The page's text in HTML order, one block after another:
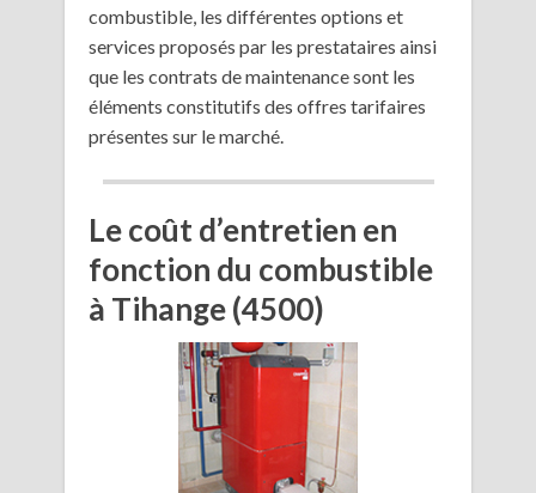
combustible, les différentes options et
services proposés par les prestataires ainsi
que les contrats de maintenance sont les
éléments constitutifs des offres tarifaires
présentes sur le marché.
Le coût d’entretien en
fonction du combustible
à Tihange (4500)